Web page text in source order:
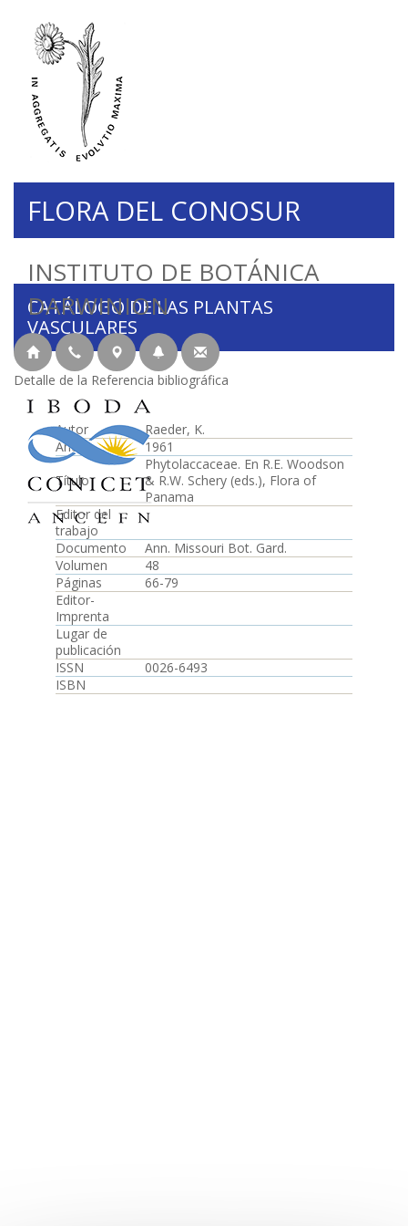
INSTITUTO DE BOTÁNICA
DARWINION
FLORA DEL CONOSUR
CATÁLOGO DE LAS PLANTAS
VASCULARES
Detalle de la Referencia bibliográfica
Autor
Raeder, K.
Año
1961
Título
Phytolaccaceae. En R.E. Woodson
& R.W. Schery (eds.), Flora of
Panama
Editor del
trabajo
Documento
Ann. Missouri Bot. Gard.
Volumen
48
Páginas
66-79
Editor-
Imprenta
Lugar de
publicación
ISSN
0026-6493
ISBN